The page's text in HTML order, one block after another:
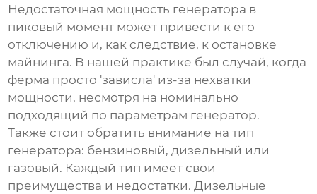
Недостаточная мощность генератора в
пиковый момент может привести к его
отключению и, как следствие, к остановке
майнинга. В нашей практике был случай, когда
ферма просто 'зависла' из-за нехватки
мощности, несмотря на номинально
подходящий по параметрам генератор.
Также стоит обратить внимание на тип
генератора: бензиновый, дизельный или
газовый. Каждый тип имеет свои
преимущества и недостатки. Дизельные